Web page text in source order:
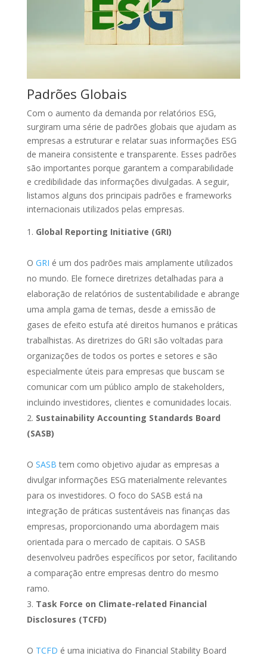
Padrões Globais
Com o aumento da demanda por relatórios ESG,
surgiram uma série de padrões globais que ajudam as
empresas a estruturar e relatar suas informações ESG
de maneira consistente e transparente. Esses padrões
são importantes porque garantem a comparabilidade
e credibilidade das informações divulgadas. A seguir,
listamos alguns dos principais padrões e frameworks
internacionais utilizados pelas empresas.
Global Reporting Initiative (GRI)
O GRI é um dos padrões mais amplamente utilizados
no mundo. Ele fornece diretrizes detalhadas para a
elaboração de relatórios de sustentabilidade e abrange
uma ampla gama de temas, desde a emissão de
gases de efeito estufa até direitos humanos e práticas
trabalhistas. As diretrizes do GRI são voltadas para
organizações de todos os portes e setores e são
especialmente úteis para empresas que buscam se
comunicar com um público amplo de stakeholders,
incluindo investidores, clientes e comunidades locais.
Sustainability Accounting Standards Board
(SASB)
O SASB tem como objetivo ajudar as empresas a
divulgar informações ESG materialmente relevantes
para os investidores. O foco do SASB está na
integração de práticas sustentáveis nas finanças das
empresas, proporcionando uma abordagem mais
orientada para o mercado de capitais. O SASB
desenvolveu padrões específicos por setor, facilitando
a comparação entre empresas dentro do mesmo
ramo.
Task Force on Climate-related Financial
Disclosures (TCFD)
O TCFD é uma iniciativa do Financial Stability Board